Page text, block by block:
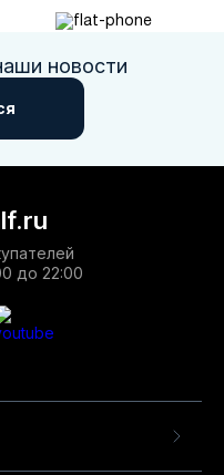
новости
до 22:00